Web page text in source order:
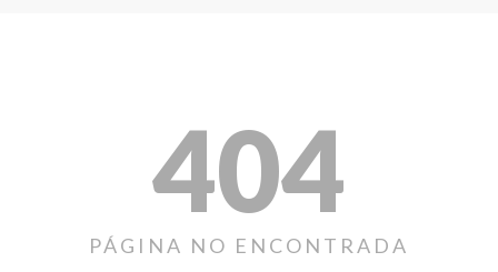
404
PÁGINA NO ENCONTRADA